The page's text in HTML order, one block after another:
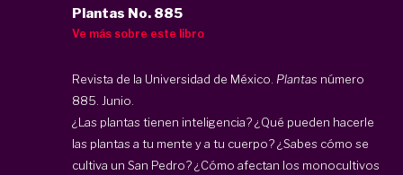
Plantas No. 885
Ve más sobre este libro
Revista de la Universidad de México. Plantas número
885. Junio.
¿Las plantas tienen inteligencia? ¿Qué pueden hacerle
las plantas a tu mente y a tu cuerpo? ¿Sabes cómo se
cultiva un San Pedro? ¿Cómo afectan los monocultivos